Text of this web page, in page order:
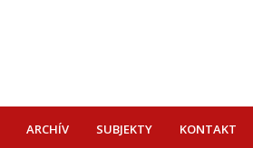
ARCHÍV SUBJEKTY KONTAKT